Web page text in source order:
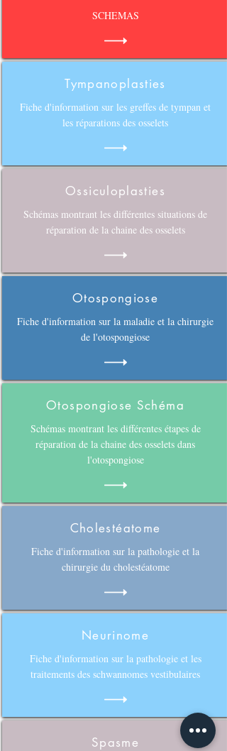
SCHEMAS
Tympanoplasties
Fiche d'information sur les greffes de tympan et
les réparations des osselets
Ossiculoplasties
Schémas montrant les différentes situations de
réparation de la chaine des osselets
Otospongiose
Fiche d'information sur la maladie et la chirurgie
de l'otospongiose
Otospongiose Schéma
Schémas montrant les différentes étapes de
réparation de la chaine des osselets dans
l'otospongiose
Cholestéatome
Fiche d'information sur la pathologie et la
chirurgie du cholestéatome
Neurinome
Fiche d'information sur la pathologie et les
traitements des schwannomes vestibulaires
Spasme